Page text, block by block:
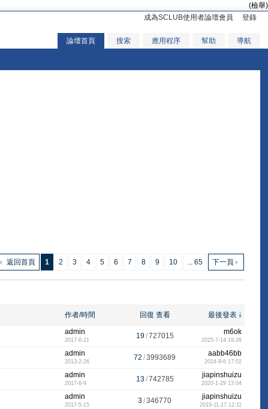
(檢舉)
成為SCLUB使用者論壇會員
登錄
論壇首頁 搜索 應用程序 幫助 導航
1 2 3 4 5 6 7 8 9 10 ... 65 下一頁
返回首頁
作者/時間 回復 查看 最後發表
admin
2017-6-21
19/727015 m6ok
2025-7-14 19:26
admin
2013-2-26
72 /3993689 aabb46bb
2024-9-6 17:02
admin
2017-6-9
13/742785 jiapinshuizu
2020-1-29 13:04
admin
2017-5-15
3/346770 jiapinshuizu
2019-11-17 12:11